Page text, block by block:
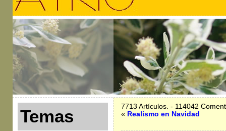
Temas
7713 Artículos. - 114042
« Realismo en Navidad